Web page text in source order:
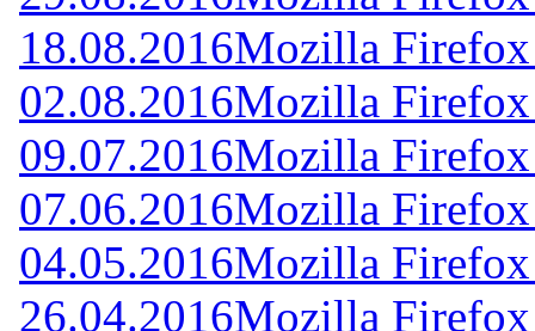
18.08.2016Mozilla
02.08.2016Mozilla
09.07.2016Mozilla
07.06.2016Mozilla
04.05.2016Mozilla
26.04.2016Mozilla